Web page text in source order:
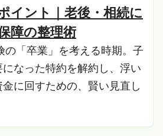
イント｜老後・相続に
障の整理術
の「卒業」を考える時期。子
なった特約を解約し、浮い
に回すための、賢い見直し